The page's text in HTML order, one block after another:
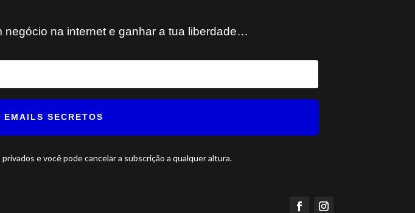
na internet e ganhar a tua liberdade…
EMAILS SECRETOS
e você pode cancelar a subscrição a qualquer altura.